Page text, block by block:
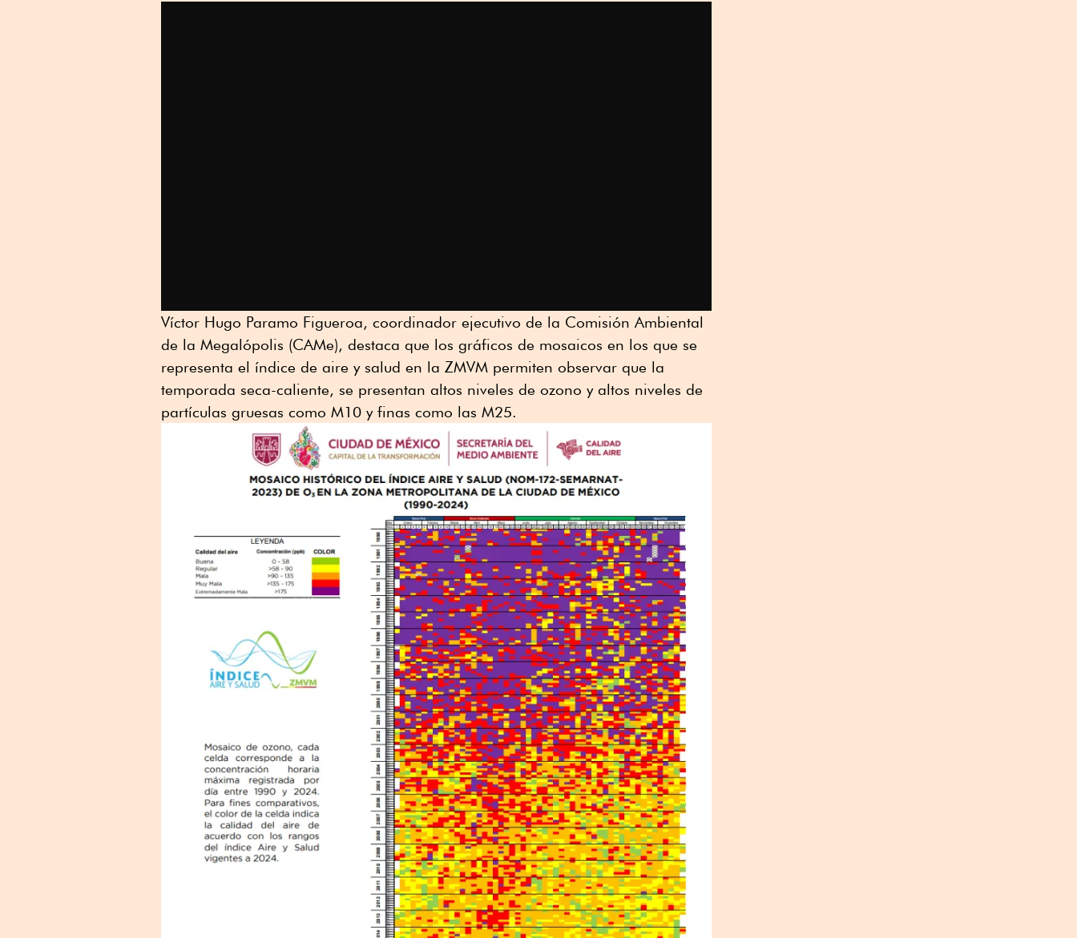
Víctor Hugo Paramo Figueroa, coordinador ejecutivo de la Comisión Ambiental
de la Megalópolis (CAMe), destaca que los gráficos de mosaicos en los que se
representa el índice de aire y salud en la ZMVM permiten observar que la
temporada seca-caliente, se presentan altos niveles de ozono y altos niveles de
partículas gruesas como M10 y finas como las M25.